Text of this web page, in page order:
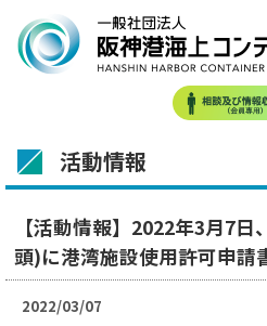
活動情報
【活動情報】2022年3月7
頭)に港湾施設使用許可申請
2022/03/07